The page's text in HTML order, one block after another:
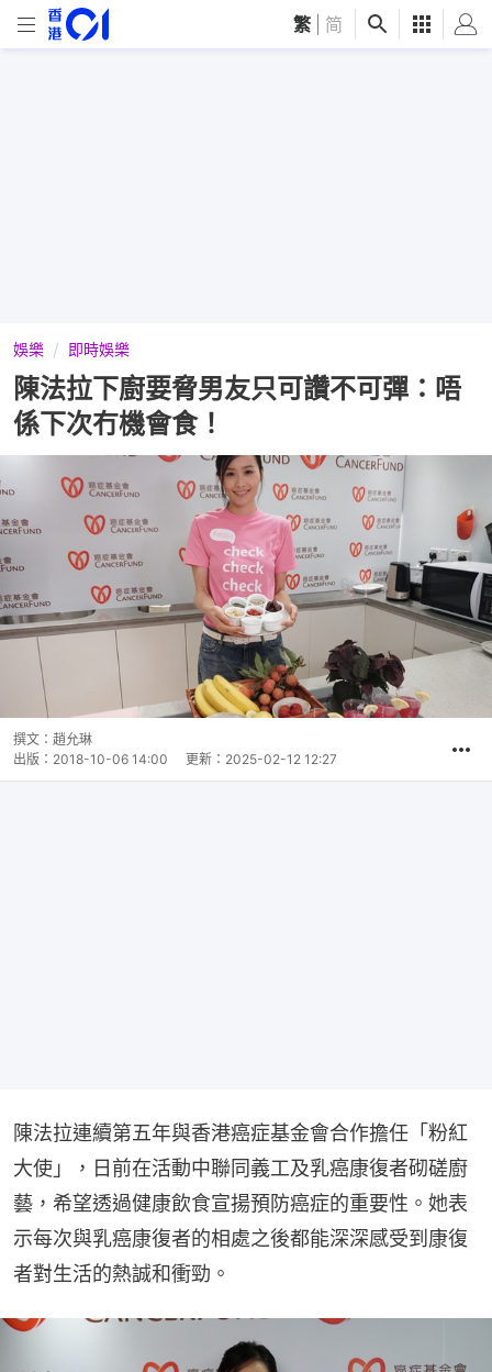
繁 简
娛樂 即時娛樂
陳法拉下廚要脅男友只可讚不可彈：唔
係下次冇機會食！
撰文： 趙允琳
出版： 2018-10-06 14:00 更新： 2025-02-12 12:27
陳法拉連續第五年與香港癌症基金會合作擔任「粉紅
大使」，日前在活動中聯同義工及乳癌康復者砌磋廚
藝，希望透過健康飲食宣揚預防癌症的重要性。她表
示每次與乳癌康復者的相處之後都能深深感受到康復
者對生活的熱誠和衝勁。